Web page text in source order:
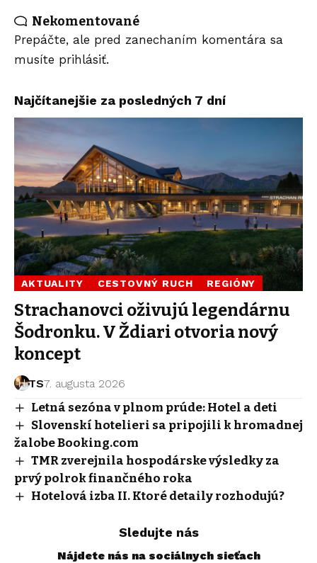
Nekomentované
Prepáčte, ale pred zanechaním komentára sa
musíte prihlásiť.
Najčítanejšie za posledných 7 dní
AKTUALITY CESTOVNÝ RUCH REGIÓNY
Strachanovci oživujú legendárnu
Šodronku. V Ždiari otvoria nový
koncept
TS7. augusta 2026
Letná sezóna v plnom prúde: Hotel a deti
Slovenskí hotelieri sa pripojili k hromadnej
žalobe Booking.com
TMR zverejnila hospodárske výsledky za
prvý polrok finančného roka
Hotelová izba II. Ktoré detaily rozhodujú?
Sledujte nás
Nájdete nás na sociálnych sieťach